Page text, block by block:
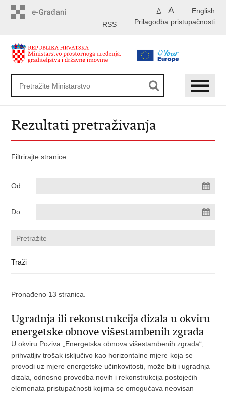
English
A A
Prilagodba pristupačnosti
RSS
Rezultati pretraživanja
Filtrirajte stranice:
Od:
Do:
Pronađeno 13 stranica.
Ugradnja ili rekonstrukcija dizala u okviru
energetske obnove višestambenih zgrada
U okviru Poziva „Energetska obnova višestambenih zgrada“,
prihvatljiv trošak isključivo kao horizontalne mjere koja se
provodi uz mjere energetske učinkovitosti, može biti i ugradnja
dizala, odnosno provedba novih i rekonstrukcija postojećih
elemenata pristupačnosti kojima se omogućava neovisan